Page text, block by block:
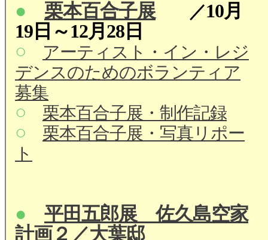
● 栗本百合子展 ／10月
19日～12月28日
○
アーティスト・イン・レジ
デンスのためのボランティア
募集
○ 栗本百合子展・制作記録
○
栗本百合子展・写真リポー
ト
● 平田五郎展 佐久島空家
計画２／大葉邸